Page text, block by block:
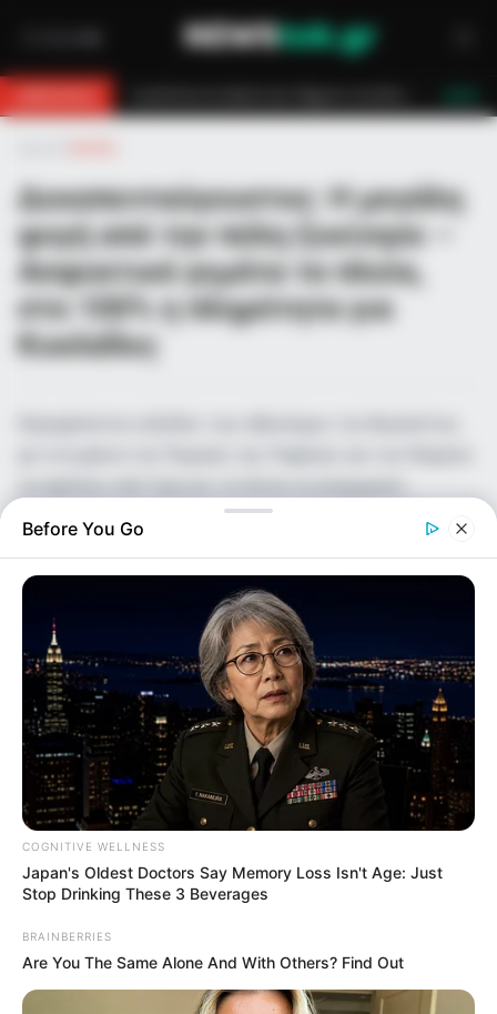
Δεκαπενταύγουστος: Η μεγάλη
φυγή από την πόλη ξεκίνησε –
Ασφυκτικά γεμάτα τα πλοία,
στο 100% η πληρότητα για
Κυκλάδες
να σφύζουν από ζωή και τα πλοία να αναχωρούν
ασφυκτικά γεμάτα. Η αντίστροφη μέτρηση για τον
ταξιδιώτες να…
Before You Go
COGNITIVE WELLNESS
Japan's Oldest Doctors Say Memory Loss Isn't Age: Just
Stop Drinking These 3 Beverages
BRAINBERRIES
Are You The Same Alone And With Others? Find Out